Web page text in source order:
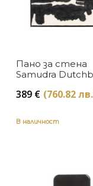
Moooi
Petite
Pols
Пано за стена
Samudra
389 € (760.82
В наличност